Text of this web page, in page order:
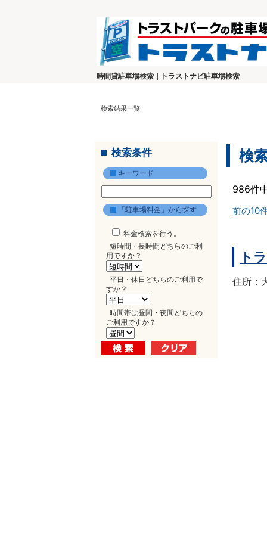
時間貸駐車場検索｜トラストナビ駐車場検索
検索結果一覧
検索条件
キーワード
「駐車場料金」から探す
料金検索を行う。
短時間・長時間どちらのご利
用ですか？
平日・休日どちらのご利用で
すか？
時間帯は昼間・夜間どちらの
ご利用ですか？
検
986件
前の10
ト
住所：